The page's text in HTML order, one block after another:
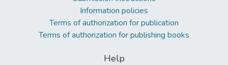
Information policies
Terms of authorization for publication
Terms of authorization for publishing books
Help